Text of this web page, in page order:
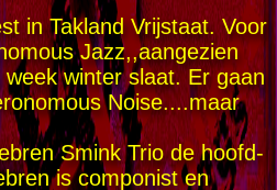
in Takland Vrijstaat. Voor
Jazz,,aangezien
winter slaat. Er gaan
Noise....maar
Smink Trio de hoofd-
is componist en